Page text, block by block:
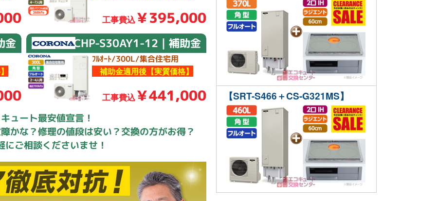
工事費込￥395,000
金 CHP-S30AY1-12｜補助金
ﾌﾙｵｰﾄ/300L/集合住宅用
補助金適用後【実質価格】
工事費込￥441,000
ュート最安値宣言！
かな？修理の値段は安い？交換の方がお得？
にご相談くださいませ！
【SRT-S466＋CS-G321MS】